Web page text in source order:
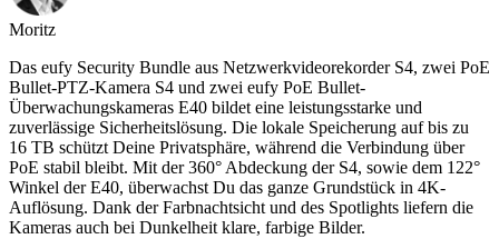
Moritz
Das eufy Security Bundle aus Netzwerkvideorekorder S4, zwei PoE
Bullet-PTZ-Kamera S4 und zwei eufy PoE Bullet-
Überwachungskameras E40 bildet eine leistungsstarke und
zuverlässige Sicherheitslösung. Die lokale Speicherung auf bis zu
16 TB schützt Deine Privatsphäre, während die Verbindung über
PoE stabil bleibt. Mit der 360° Abdeckung der S4, sowie dem 122°
Winkel der E40, überwachst Du das ganze Grundstück in 4K-
Auflösung. Dank der Farbnachtsicht und des Spotlights liefern die
Kameras auch bei Dunkelheit klare, farbige Bilder.